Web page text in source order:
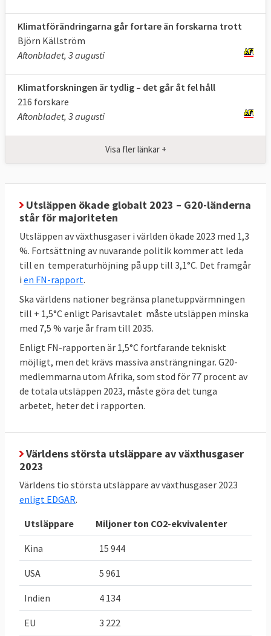
Andelen förnybar
energi
25,2 procent,
minst 42,5
Energianvändning
(slutlig)
900 Mtoe***,
2024
Max
763 Mtoe
Källor: Klicka på länkarna i tabellen för att
kommer ett fullständigt
en minskning på 57 %.** MtCO2e betyder
miljoner tonkoldioxidekvivalenter, ett mått
på mängden växthusgaser. *** Mtoe betyder
miljoner tonoljeekvivalenter, ett mått på
energiinnehåll.
Sveriges mål enligt EU-beslut
Sverige har bundit sig i EU att minska sina
utsläpp av växthusgaser (ESR) och öka
upptaget av växthusgaser i skog och mark
(LULUCF). Sverige måste halvera sina
utsläpp till 2030 jämfört med 2005. Likaså
måste skog och mark i Sverige lagra
2030 jämfört med ett genomsnitt för åren
2016-2018. Utöver dessa mål finns i Sveriges
fall även olika mål som riksdagen satt upp,
dessa behandlas inte här.
Sveriges
klimat och
energimål i
EU
Sverige
EU-mål 2030
Minskade
-29,4 procent
eller
Klimatförändringarna går fortare än forskarna trott
Björn Källström
Aftonbladet, 3 augusti
Klimatforskningen är tydlig – det går åt fel håll
216 forskare
Aftonbladet, 3 augusti
Visa fler länkar +
Utsläppen ökade globalt 2023 – G20-länderna
står för majoriteten
Utsläppen av växthusgaser i världen ökade 2023 med 1,3
%. Fortsättning av nuvarande politik kommer att leda
till en temperaturhöjning på upp till 3,1°C. Det framgår
i en FN-rapport.
Ska världens nationer begränsa planetuppvärmningen
till + 1,5°C enligt Parisavtalet måste utsläppen minska
med 7,5 % varje år fram till 2035.
Enligt FN-rapporten är 1,5°C fortfarande tekniskt
möjligt, men det krävs massiva ansträngningar. G20-
medlemmarna utom Afrika, som stod för 77 procent av
de totala utsläppen 2023, måste göra det tunga
arbetet, heter det i rapporten.
Världens största utsläppare av växthusgaser
2023
Världens tio största utsläppare av växthusgaser 2023
enligt EDGAR.
Utsläppare
Miljoner ton CO2-ekvivalenter
Kina 15 944
USA 5 961
Indien 4 134
EU 3 222